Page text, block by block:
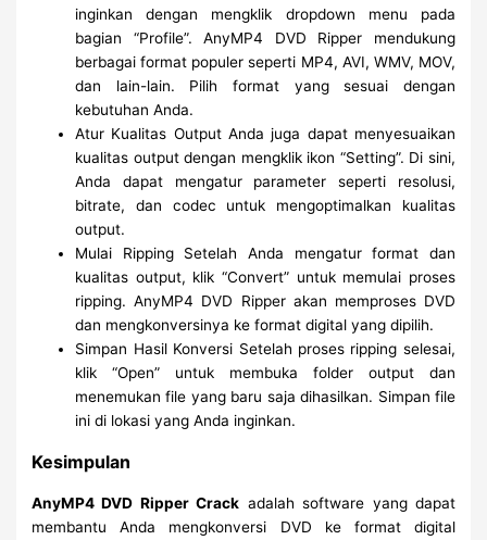
inginkan dengan mengklik dropdown menu pada
bagian “Profile”. AnyMP4 DVD Ripper mendukung
berbagai format populer seperti MP4, AVI, WMV, MOV,
dan lain-lain. Pilih format yang sesuai dengan
kebutuhan Anda.
Atur Kualitas Output Anda juga dapat menyesuaikan
kualitas output dengan mengklik ikon “Setting”. Di sini,
Anda dapat mengatur parameter seperti resolusi,
bitrate, dan codec untuk mengoptimalkan kualitas
output.
Mulai Ripping Setelah Anda mengatur format dan
kualitas output, klik “Convert” untuk memulai proses
ripping. AnyMP4 DVD Ripper akan memproses DVD
dan mengkonversinya ke format digital yang dipilih.
Simpan Hasil Konversi Setelah proses ripping selesai,
klik “Open” untuk membuka folder output dan
menemukan file yang baru saja dihasilkan. Simpan file
ini di lokasi yang Anda inginkan.
Kesimpulan
AnyMP4 DVD Ripper Crack adalah software yang dapat
membantu Anda mengkonversi DVD ke format digital